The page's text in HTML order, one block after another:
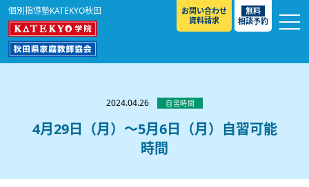
個別指導塾KATEKYO秋田
お問い合わせ
資料請求
無料
相談予約
選ばれる理由
教室紹介
秋田土崎校／
模試のご案内
2024.04.26 自習時間
4月29日（月）～5月6日（月）自習可能
時間